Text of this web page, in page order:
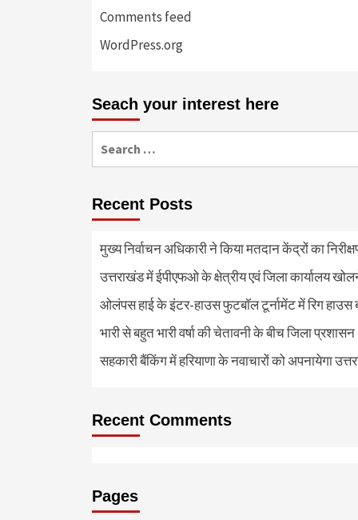
Comments feed
WordPress.org
Seach your interest here
for:
Recent Posts
मुख्य निर्वाचन अधिकारी ने किया मतदान केंद्रों का
उत्तराखंड में ईपीएफओ के क्षेत्रीय एवं जिला कार्यालय
ओलंपस हाई के इंटर-हाउस फुटबॉल टूर्नामेंट में रिग हाउस
भारी से बहुत भारी वर्षा की चेतावनी के बीच जिला
सहकारी बैंकिंग में हरियाणा के नवाचारों को अपनायेगा
Recent Comments
Pages